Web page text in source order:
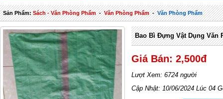
Sản Phẩm:Sách - Văn Phòng Phẩm-Văn Phòng Phẩm-Văn Phòng Phẩm
Bao Bì Đựng Vật Dụng Văn
Giá Bán: 2,500đ
Lượt Xem: 6724 người
Cập Nhật: 10/06/2024 Lúc 04